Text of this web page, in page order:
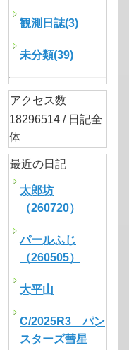
観測日誌(3)
未分類(39)
アクセス数
18296514 / 日記全
体
最近の日記
太郎坊
（260720）
パールふじ
（260505）
大平山
C/2025R3 パン
スターズ彗星